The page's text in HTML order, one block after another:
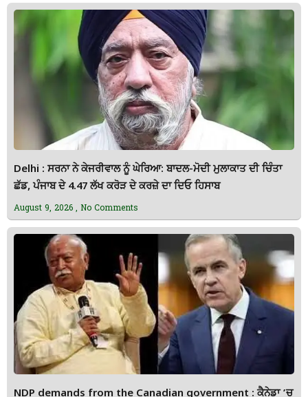
Delhi : ਸਰਨਾ ਨੇ ਕੇਜਰੀਵਾਲ ਨੂੰ ਘੇਰਿਆ: ਬਾਦਲ-ਮੋਦੀ ਮੁਲਾਕਾਤ ਦੀ ਚਿੰਤਾ
ਛੱਡ, ਪੰਜਾਬ ਦੇ 4.47 ਲੱਖ ਕਰੋੜ ਦੇ ਕਰਜ਼ੇ ਦਾ ਦਿਓ ਹਿਸਾਬ
August 9, 2026 No Comments
NDP demands from the Canadian government : ਕੈਨੇਡਾ ’ਚ